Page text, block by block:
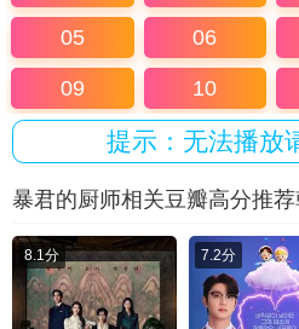
05 06
09 10
提示：无法播放
暴君的厨师相关豆瓣高分推荐
8.1分 7.2分